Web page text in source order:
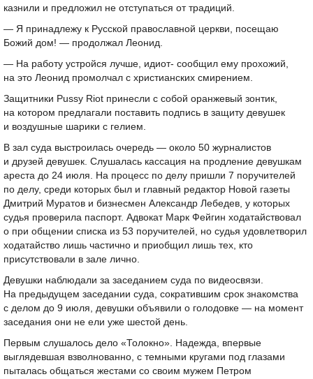
казнили и предложил не отступаться от традиций.
— Я принадлежу к Русской православной церкви, посещаю
Божий дом! — продолжал Леонид.
— На работу устройся лучше, идиот- сообщил ему прохожий,
на это Леонид промолчал с христианских смирением.
Защитники Pussy Riot принесли с собой оранжевый зонтик,
на котором предлагали поставить подпись в защиту девушек
и воздушные шарики с гелием.
В зал суда выстроилась очередь — около 50 журналистов
и друзей девушек. Слушалась кассация на продление девушкам
ареста до 24 июля. На процесс по делу пришли 7 поручителей
по делу, среди которых был и главный редактор Новой газеты
Дмитрий Муратов и бизнесмен Александр Лебедев, у которых
судья проверила паспорт. Адвокат Марк Фейгин ходатайствовал
о при общении списка из 53 поручителей, но судья удовлетворил
ходатайство лишь частично и приобщил лишь тех, кто
присутствовали в зале лично.
Девушки наблюдали за заседанием суда по видеосвязи.
На предыдущем заседании суда, сократившим срок знакомства
с делом до 9 июля, девушки объявили о голодовке — на момент
заседания они не ели уже шестой день.
Первым слушалось дело «Толокно». Надежда, впервые
выглядевшая взволнованно, с темными кругами под глазами
пыталась общаться жестами со своим мужем Петром